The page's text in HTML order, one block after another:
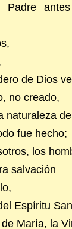
Padre
de Dios
no creado,
naturaleza
fue hecho;
los
salvación
Espíritu
María, la